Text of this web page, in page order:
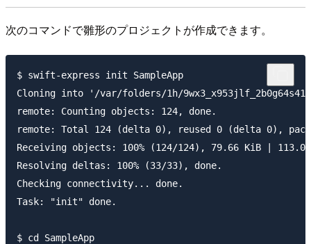
次のコマンドで雛形のプロジェクトが作成できます。
$ swift-express init SampleApp
Cloning into '/var/folders/1h/
remote: Counting objects: 124, done.
remote: Total 124 (delta 0), reused 0 (delta 0),
Receiving objects: 100% (124/124), 79.66 KiB |
Resolving deltas: 100% (33/33), done.
Checking connectivity... done.
Task: "init" done.